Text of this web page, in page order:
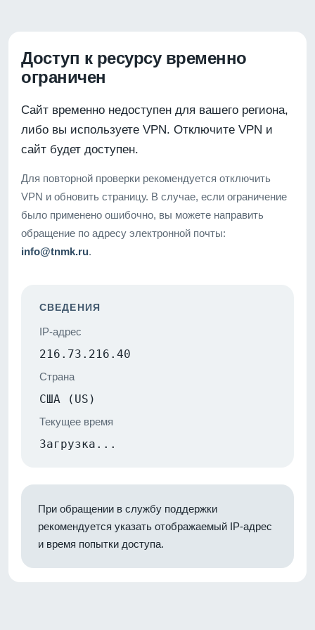
Доступ к ресурсу временно
ограничен
Сайт временно недоступен для вашего региона,
либо вы используете VPN. Отключите VPN и
сайт будет доступен.
Для повторной проверки рекомендуется отключить
VPN и обновить страницу. В случае, если ограничение
было применено ошибочно, вы можете направить
обращение по адресу электронной почты:
info@tnmk.ru.
СВЕДЕНИЯ
IP-адрес
216.73.216.40
Страна
США (US)
Текущее время
Загрузка...
При обращении в службу поддержки
рекомендуется указать отображаемый IP-адрес
и время попытки доступа.